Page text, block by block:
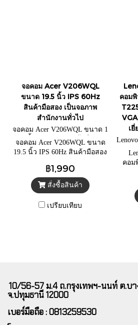
จอคอม Acer V206WQL
ขนาด 19.5 นิ้ว IPS 60Hz
สินค้ามือสอง เป็นจอภาพ
สำนักงานทั่วไป
จอคอม Acer V206WQL ขนาด 1
9.5 นิ้ว IPS 60Hz สินค้ามือสอง
จอคอม Acer V206WQL ขนาด
19.5 นิ้ว IPS 60Hz สินค้ามือสอง
฿1,990
สั่งซื้อสินค้า
เปรียบเทียบ
คอม
เ
คอม
, ปรั
10/56-57 ม.4 ถ.กรุงเทพฯ-นนท์ ต.บา
จ.ปทุมธานี 12000
เบอร์มือถือ : 0813259530